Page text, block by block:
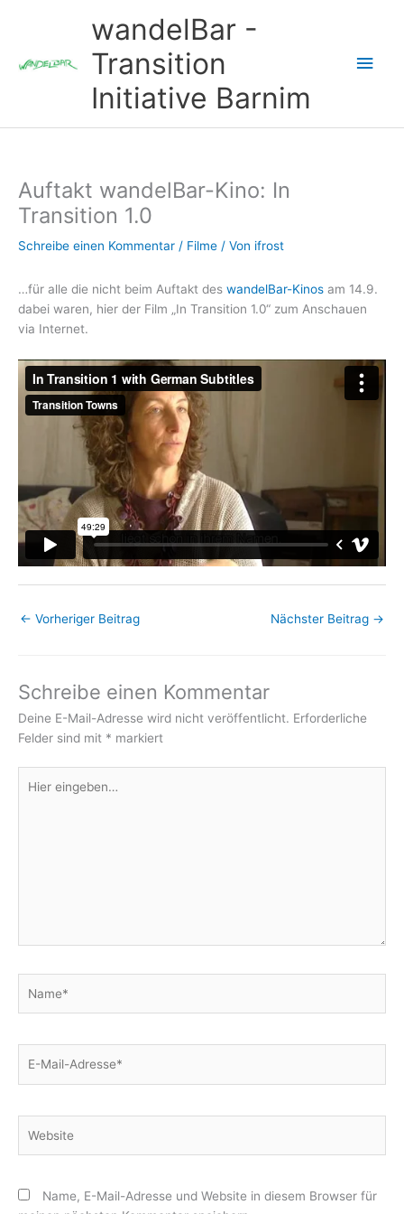
wandelBar -
Transition
Initiative Barnim
Auftakt wandelBar-Kino: In
Transition 1.0
Schreibe einen Kommentar / Filme / Von ifrost
…für alle die nicht beim Auftakt des wandelBar-Kinos am 14.9.
dabei waren, hier der Film „In Transition 1.0“ zum Anschauen
via Internet.
← Vorheriger Beitrag Nächster Beitrag →
Schreibe einen Kommentar
Deine E-Mail-Adresse wird nicht veröffentlicht. Erforderliche
Felder sind mit * markiert
eingeben…
Mail-
Name, E-Mail-Adresse und Website in diesem Browser für